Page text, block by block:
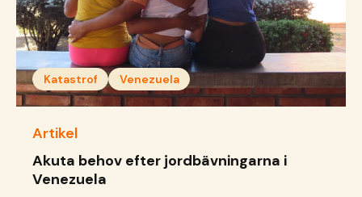
Katastrof Venezuela
Artikel
Akuta behov efter jordbävningarna i
Venezuela